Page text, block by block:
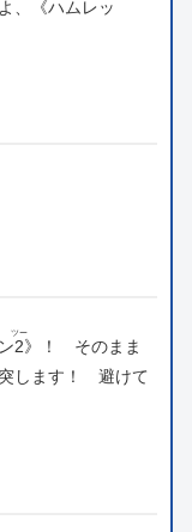
、《ハムレッ
2
ツー
》！ そのまま
します！ 避けて